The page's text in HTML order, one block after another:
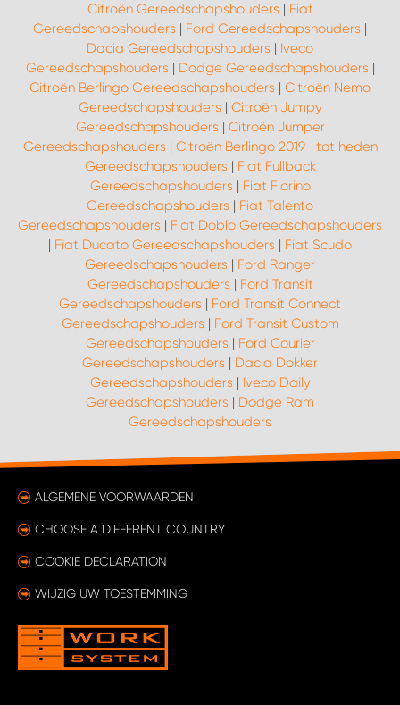
Citroën Gereedschapshouders | Fiat
Gereedschapshouders | Ford Gereedschapshouders |
Dacia Gereedschapshouders | Iveco
Gereedschapshouders | Dodge Gereedschapshouders |
Citroën Berlingo Gereedschapshouders | Citroën Nemo
Gereedschapshouders | Citroën Jumpy
Gereedschapshouders | Citroën Jumper
Gereedschapshouders | Citroën Berlingo 2019- tot heden
Gereedschapshouders | Fiat Fullback
Gereedschapshouders | Fiat Fiorino
Gereedschapshouders | Fiat Talento
Gereedschapshouders | Fiat Doblo Gereedschapshouders
| Fiat Ducato Gereedschapshouders | Fiat Scudo
Gereedschapshouders | Ford Ranger
Gereedschapshouders | Ford Transit
Gereedschapshouders | Ford Transit Connect
Gereedschapshouders | Ford Transit Custom
Gereedschapshouders | Ford Courier
Gereedschapshouders | Dacia Dokker
Gereedschapshouders | Iveco Daily
Gereedschapshouders | Dodge Ram
Gereedschapshouders
ALGEMENE VOORWAARDEN
CHOOSE A DIFFERENT COUNTRY
COOKIE DECLARATION
WIJZIG UW TOESTEMMING